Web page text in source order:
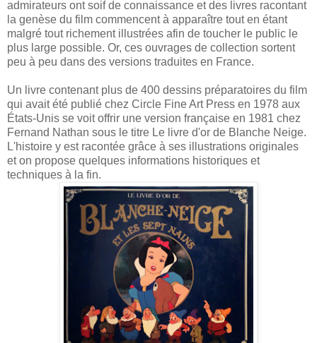
admirateurs ont soif de connaissance et des livres racontant
la genèse du film commencent à apparaître tout en étant
malgré tout richement illustrées afin de toucher le public le
plus large possible. Or, ces ouvrages de collection sortent
peu à peu dans des versions traduites en France.
Un livre contenant plus de 400 dessins préparatoires du film
qui avait été publié chez Circle Fine Art Press en 1978 aux
États-Unis se voit offrir une version française en 1981 chez
Fernand Nathan sous le titre Le livre d'or de Blanche Neige.
L'histoire y est racontée grâce à ses illustrations originales
et on propose quelques informations historiques et
techniques à la fin.